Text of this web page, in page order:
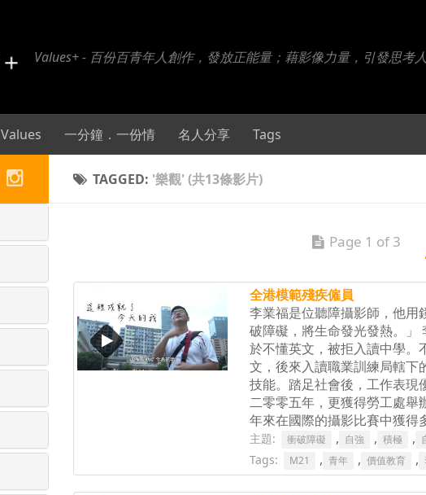
Values+ - 百份百青年人創作，發放正能量；藉影像力量，引發思考人
Values 一分鐘．一份情 名人分享 Tags
TAGGED: '樂觀' (共13條影片)
Page 1 of 3
全港模範殘疾僱員
李業福是位聽障攝影師，他用
破障礙，將生命發光發熱。」
於不懂英文，被拒入讀中學。
文，後來入讀職業訓練局轄下
技能。踏足社會後，工作表現
二零零五年，更獲得勞工處舉
年來在國際的攝影比賽中獲得
主題: 衝破障礙 , 自強 , 積極 ,
Tags: M21 , 青年 , 價值教育 ,